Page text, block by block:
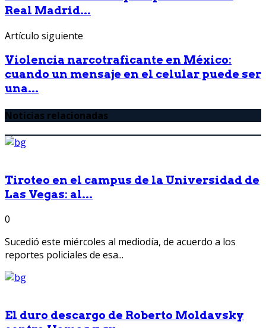
Real Madrid...
Artículo siguiente
Violencia narcotraficante en México:
cuando un mensaje en el celular puede ser
una...
Noticias relacionadas
Tiroteo en el campus de la Universidad de
Las Vegas: al...
0
Sucedió este miércoles al mediodía, de acuerdo a los
reportes policiales de esa...
El duro descargo de Roberto Moldavsky